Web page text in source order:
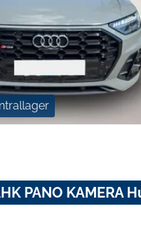
PANO KAMERA